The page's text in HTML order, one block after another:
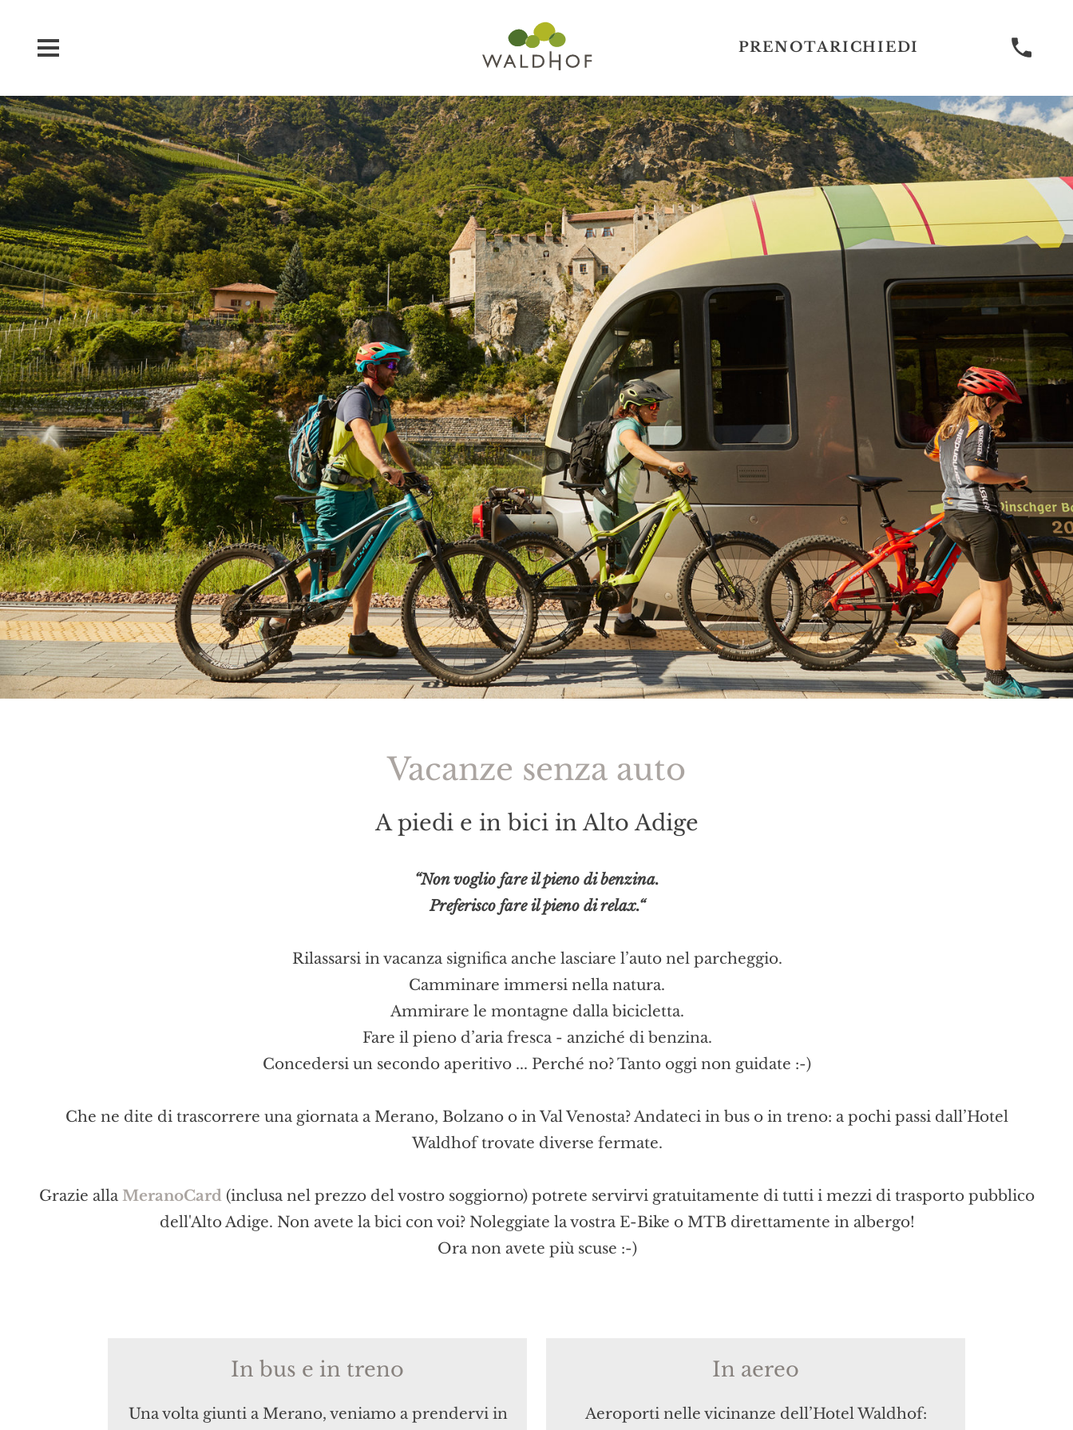
PRENOTARICHIEDI
Vacanze senza auto
A piedi e in bici in Alto Adige
“Non voglio fare il pieno di benzina.
Preferisco fare il pieno di relax.“
Rilassarsi in vacanza significa anche lasciare l’auto nel parcheggio.
Camminare immersi nella natura.
Ammirare le montagne dalla bicicletta.
Fare il pieno d’aria fresca - anziché di benzina.
Concedersi un secondo aperitivo ... Perché no? Tanto oggi non guidate :-)
Che ne dite di trascorrere una giornata a Merano, Bolzano o in Val Venosta? Andateci in bus o in treno: a pochi passi dall’Hotel
Waldhof trovate diverse fermate.
Grazie alla MeranoCard (inclusa nel prezzo del vostro soggiorno) potrete servirvi gratuitamente di tutti i mezzi di trasporto pubblico
dell'Alto Adige. Non avete la bici con voi? Noleggiate la vostra E-Bike o MTB direttamente in albergo!
Ora non avete più scuse :-)
In bus e in treno
Una volta giunti a Merano, veniamo a prendervi in
In aereo
Aeroporti nelle vicinanze dell’Hotel Waldhof: